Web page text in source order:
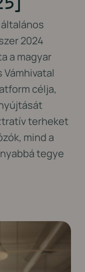
2024
a magyar
Vámhivatal
célja,
terheket
mind a
tegye